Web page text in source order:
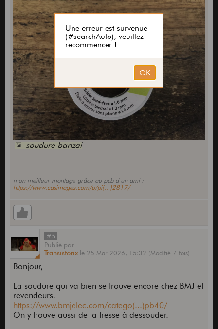
soudure banzai
mon meilleur montage grâce au pcb d un ami :
https://www.casimages.com/u/pi(...)2817/
#5
Publié par
Transistorix le 25 Mar 2026, 15:32 (Modifié 7 fois)
Bonjour,
La soudure qui va bien se trouve encore chez BMJ et
revendeurs.
https://www.bmjelec.com/catego(...)pb40/
On y trouve aussi de la tresse à dessouder.